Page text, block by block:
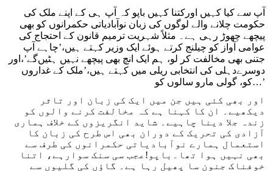
حکومت چلانے والے لوگوں کی زبان نوآبادیاتی حکمرانوں کو بھی
پیچھے چھوڑ رہی ہے۔ مثلاً شہریت ترمیم قانون کے احتجاج کی
عوامی آواز کو چیلنج کرتے ہوئے ایک وزیر کہتے ہیں،’چاہے آپ
جتنی بھی مخالفت کر لو، ہم ایک انچ بھی پیچھے نہیں ہٹیں‌گے’،اور
دوسرےدہلی کی انتخابی ریلی میں کہتے ہیں،’ملک کے غداروں
کو، گولی مارو سالوں کو…’
اور بھی کئی ہیں جن میں ایک کی زبان اور تاثر
دیکھیے۔ ان کا کہنا ہے کہ مخالفت کرنے والوں کو
زندہ جلا دینا چاہیے۔ شاید انگریزوں کے خلاف ہماری
آزادی کی تحریک کے دوران بھی اس طرح کی زبان کا
استعمال ہمارے نوآبادیاتی حکمرانوں کی طرف سے
بھی نہیں ہوا تھا۔باپو!عجب سی سنک سوارہے، اتنا
خوفناک جنون سا پھیل رہا ہے۔ گاؤں کی گلیوں سے